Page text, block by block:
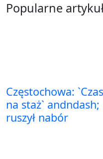
Popularne
Częstochowa: `Czas
na staż` andndash;
ruszył nabór